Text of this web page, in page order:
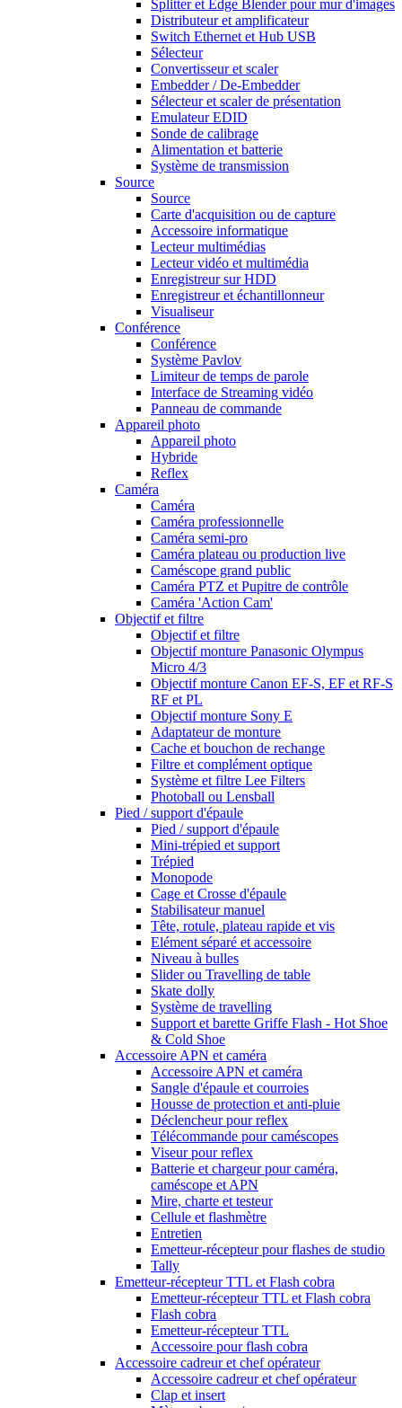
Splitter et Edge Blender pour mur d'images
Distributeur et amplificateur
Switch Ethernet et Hub USB
Sélecteur
Convertisseur et scaler
Embedder / De-Embedder
Sélecteur et scaler de présentation
Emulateur EDID
Sonde de calibrage
Alimentation et batterie
Système de transmission
Source
Source
Carte d'acquisition ou de capture
Accessoire informatique
Lecteur multimédias
Lecteur vidéo et multimédia
Enregistreur sur HDD
Enregistreur et échantillonneur
Visualiseur
Conférence
Conférence
Système Pavlov
Limiteur de temps de parole
Interface de Streaming vidéo
Panneau de commande
Appareil photo
Appareil photo
Hybride
Reflex
Caméra
Caméra
Caméra professionnelle
Caméra semi-pro
Caméra plateau ou production live
Caméscope grand public
Caméra PTZ et Pupitre de contrôle
Caméra 'Action Cam'
Objectif et filtre
Objectif et filtre
Objectif monture Panasonic Olympus
Micro 4/3
Objectif monture Canon EF-S, EF et RF-S
RF et PL
Objectif monture Sony E
Adaptateur de monture
Cache et bouchon de rechange
Filtre et complément optique
Système et filtre Lee Filters
Photoball ou Lensball
Pied / support d'épaule
Pied / support d'épaule
Mini-trépied et support
Trépied
Monopode
Cage et Crosse d'épaule
Stabilisateur manuel
Tête, rotule, plateau rapide et vis
Elément séparé et accessoire
Niveau à bulles
Slider ou Travelling de table
Skate dolly
Système de travelling
Support et barette Griffe Flash - Hot Shoe
& Cold Shoe
Accessoire APN et caméra
Accessoire APN et caméra
Sangle d'épaule et courroies
Housse de protection et anti-pluie
Déclencheur pour reflex
Télécommande pour caméscopes
Viseur pour reflex
Batterie et chargeur pour caméra,
caméscope et APN
Mire, charte et testeur
Cellule et flashmètre
Entretien
Emetteur-récepteur pour flashes de studio
Tally
Emetteur-récepteur TTL et Flash cobra
Emetteur-récepteur TTL et Flash cobra
Flash cobra
Emetteur-récepteur TTL
Accessoire pour flash cobra
Accessoire cadreur et chef opérateur
Accessoire cadreur et chef opérateur
Clap et insert